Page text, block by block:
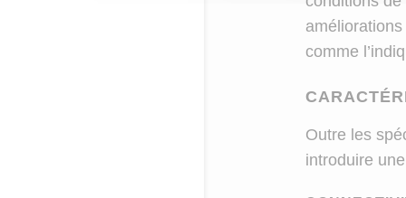
comme
Outre les
introduire